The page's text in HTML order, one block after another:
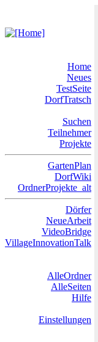
Home
Neues
TestSeite
DorfTratsch
Suchen
Teilnehmer
Projekte
GartenPlan
DorfWiki
OrdnerProjekte_alt
Dörfer
NeueArbeit
VideoBridge
VillageInnovationTalk
AlleOrdner
AlleSeiten
Hilfe
Einstellungen